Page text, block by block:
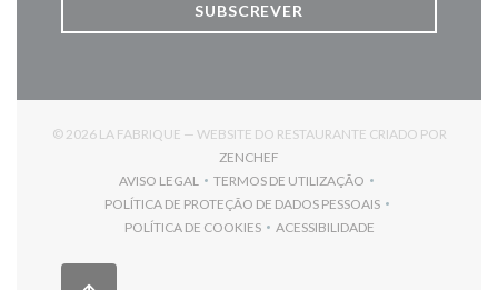
SUBSCREVER
© 2026 LA FABRIQUE — WEBSITE DO RESTAURANTE CRIADO POR
ZENCHEF
AVISO LEGAL
((ABRE NUMA NOVA JANELA))
TERMOS DE UTILIZAÇÃO
((ABRE NUMA NOVA JANELA))
POLÍTICA DE PROTEÇÃO DE DADOS PESSOAIS
((ABRE NUMA NOVA JANELA))
POLÍTICA DE COOKIES
((ABRE NUMA NOVA JANELA))
ACESSIBILIDADE
((ABRE NUMA NOVA